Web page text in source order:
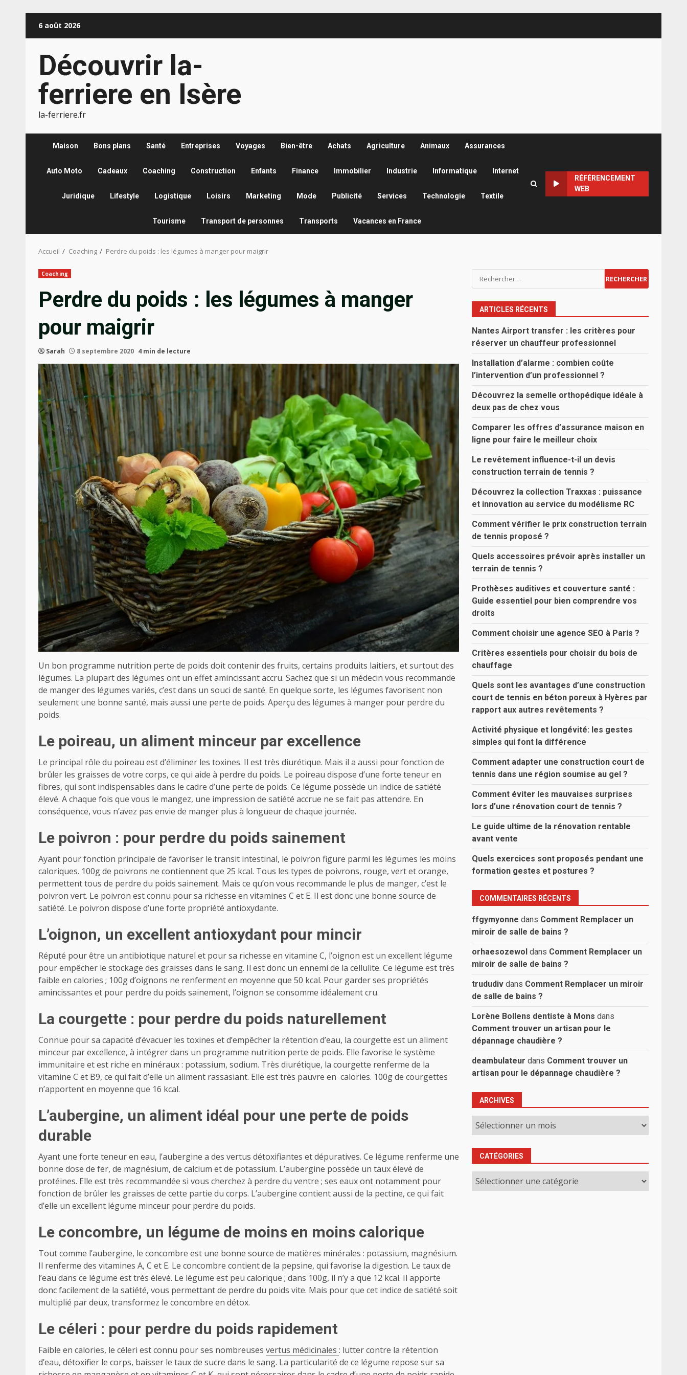
6 août 2026
Découvrir la-
ferriere en Isère
la-ferriere.fr
Maison Bons plans Santé Entreprises Voyages Bien-être Achats Agriculture Animaux Assurances
Auto Moto Cadeaux Coaching Construction Enfants Finance Immobilier Industrie Informatique Internet
Juridique Lifestyle Logistique Loisirs Marketing Mode Publicité Services Technologie Textile
Tourisme Transport de personnes Transports Vacances en France
RÉFÉRENCEMENT
WEB
Accueil Coaching Perdre du poids : les légumes à manger pour maigrir
Coaching
Perdre du poids : les légumes à manger
pour maigrir
Sarah 8 septembre 2020 4 min de lecture
Un bon programme nutrition perte de poids doit contenir des fruits, certains produits laitiers, et surtout des
légumes. La plupart des légumes ont un effet amincissant accru. Sachez que si un médecin vous recommande
de manger des légumes variés, c’est dans un souci de santé. En quelque sorte, les légumes favorisent non
seulement une bonne santé, mais aussi une perte de poids. Aperçu des légumes à manger pour perdre du
poids.
Le poireau, un aliment minceur par excellence
Le principal rôle du poireau est d’éliminer les toxines. Il est très diurétique. Mais il a aussi pour fonction de
brûler les graisses de votre corps, ce qui aide à perdre du poids. Le poireau dispose d’une forte teneur en
fibres, qui sont indispensables dans le cadre d’une perte de poids. Ce légume possède un indice de satiété
élevé. A chaque fois que vous le mangez, une impression de satiété accrue ne se fait pas attendre. En
conséquence, vous n’avez pas envie de manger plus à longueur de chaque journée.
Le poivron : pour perdre du poids sainement
Ayant pour fonction principale de favoriser le transit intestinal, le poivron figure parmi les légumes les moins
caloriques. 100g de poivrons ne contiennent que 25 kcal. Tous les types de poivrons, rouge, vert et orange,
permettent tous de perdre du poids sainement. Mais ce qu’on vous recommande le plus de manger, c’est le
poivron vert. Le poivron est connu pour sa richesse en vitamines C et E. Il est donc une bonne source de
satiété. Le poivron dispose d’une forte propriété antioxydante.
L’oignon, un excellent antioxydant pour mincir
Réputé pour être un antibiotique naturel et pour sa richesse en vitamine C, l’oignon est un excellent légume
pour empêcher le stockage des graisses dans le sang. Il est donc un ennemi de la cellulite. Ce légume est très
faible en calories ; 100g d’oignons ne renferment en moyenne que 50 kcal. Pour garder ses propriétés
amincissantes et pour perdre du poids sainement, l’oignon se consomme idéalement cru.
La courgette : pour perdre du poids naturellement
Connue pour sa capacité d’évacuer les toxines et d’empêcher la rétention d’eau, la courgette est un aliment
minceur par excellence, à intégrer dans un programme nutrition perte de poids. Elle favorise le système
immunitaire et est riche en minéraux : potassium, sodium. Très diurétique, la courgette renferme de la
vitamine C et B9, ce qui fait d’elle un aliment rassasiant. Elle est très pauvre en calories. 100g de courgettes
n’apportent en moyenne que 16 kcal.
L’aubergine, un aliment idéal pour une perte de poids
durable
Ayant une forte teneur en eau, l’aubergine a des vertus détoxifiantes et dépuratives. Ce légume renferme une
bonne dose de fer, de magnésium, de calcium et de potassium. L’aubergine possède un taux élevé de
protéines. Elle est très recommandée si vous cherchez à perdre du ventre ; ses eaux ont notamment pour
fonction de brûler les graisses de cette partie du corps. L’aubergine contient aussi de la pectine, ce qui fait
d’elle un excellent légume minceur pour perdre du poids.
Le concombre, un légume de moins en moins calorique
Tout comme l’aubergine, le concombre est une bonne source de matières minérales : potassium, magnésium.
Il renferme des vitamines A, C et E. Le concombre contient de la pepsine, qui favorise la digestion. Le taux de
l’eau dans ce légume est très élevé. Le légume est peu calorique ; dans 100g, il n’y a que 12 kcal. Il apporte
donc facilement de la satiété, vous permettant de perdre du poids vite. Mais pour que cet indice de satiété soit
multiplié par deux, transformez le concombre en détox.
Le céleri : pour perdre du poids rapidement
Faible en calories, le céleri est connu pour ses nombreuses vertus médicinales : lutter contre la rétention
d’eau, détoxifier le corps, baisser le taux de sucre dans le sang. La particularité de ce légume repose sur sa
Rechercher :
ARTICLES RÉCENTS
Nantes Airport transfer : les critères pour
réserver un chauffeur professionnel
Installation d’alarme : combien coûte
l’intervention d’un professionnel ?
Découvrez la semelle orthopédique idéale à
deux pas de chez vous
Comparer les offres d’assurance maison en
ligne pour faire le meilleur choix
Le revêtement influence-t-il un devis
construction terrain de tennis ?
Découvrez la collection Traxxas : puissance
et innovation au service du modélisme RC
Comment vérifier le prix construction terrain
de tennis proposé ?
Quels accessoires prévoir après installer un
terrain de tennis ?
Prothèses auditives et couverture santé :
Guide essentiel pour bien comprendre vos
droits
Comment choisir une agence SEO à Paris ?
Critères essentiels pour choisir du bois de
chauffage
Quels sont les avantages d’une construction
court de tennis en béton poreux à Hyères par
rapport aux autres revêtements ?
Activité physique et longévité: les gestes
simples qui font la différence
Comment adapter une construction court de
tennis dans une région soumise au gel ?
Comment éviter les mauvaises surprises
lors d’une rénovation court de tennis ?
Le guide ultime de la rénovation rentable
avant vente
Quels exercices sont proposés pendant une
formation gestes et postures ?
COMMENTAIRES RÉCENTS
ffgymyonne dans Comment Remplacer un
miroir de salle de bains ?
orhaesozewol dans Comment Remplacer un
miroir de salle de bains ?
trududiv dans Comment Remplacer un miroir
de salle de bains ?
Lorène Bollens dentiste à Mons dans
Comment trouver un artisan pour le
dépannage chaudière ?
deambulateur dans Comment trouver un
artisan pour le dépannage chaudière ?
ARCHIVES
Archives
CATÉGORIES
Catégories